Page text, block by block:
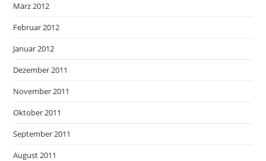
März 2012
Februar 2012
Januar 2012
Dezember 2011
November 2011
Oktober 2011
September 2011
August 2011